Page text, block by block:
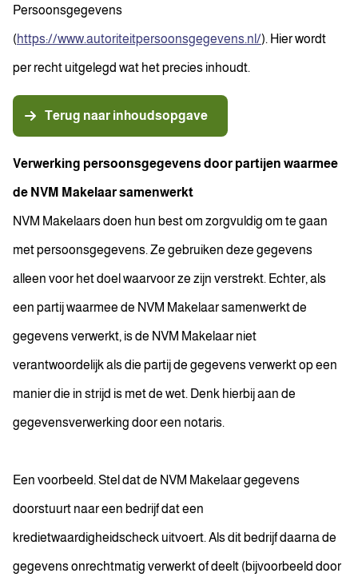
Persoonsgegevens
(https://www.autoriteitpersoonsgegevens.nl/). Hier wordt
per recht uitgelegd wat het precies inhoudt.
Terug naar inhoudsopgave
Verwerking persoonsgegevens door partijen waarmee
de NVM Makelaar samenwerkt
NVM Makelaars doen hun best om zorgvuldig om te gaan
met persoonsgegevens. Ze gebruiken deze gegevens
alleen voor het doel waarvoor ze zijn verstrekt. Echter, als
een partij waarmee de NVM Makelaar samenwerkt de
gegevens verwerkt, is de NVM Makelaar niet
verantwoordelijk als die partij de gegevens verwerkt op een
manier die in strijd is met de wet. Denk hierbij aan de
gegevensverwerking door een notaris.
Een voorbeeld. Stel dat de NVM Makelaar gegevens
doorstuurt naar een bedrijf dat een
kredietwaardigheidscheck uitvoert. Als dit bedrijf daarna de
gegevens onrechtmatig verwerkt of deelt (bijvoorbeeld door